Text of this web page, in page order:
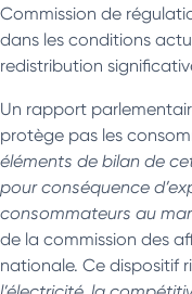
Commission de
dans les conditions
redistribution
Un rapport
protège pas les
éléments de bilan de
pour conséquence
consommateurs au
de la commission des
nationale. Ce dispositif